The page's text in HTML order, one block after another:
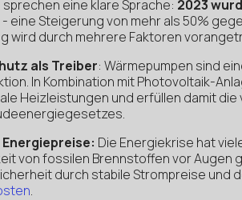
sprechen eine klare Sprache: 2023
- eine Steigerung von mehr als 50%
wird durch mehrere Faktoren
als Treiber: Wärmepumpen sind
In Kombination mit Photovoltaik-
Heizleistungen und erfüllen damit
Die Energiekrise hat
von fossilen Brennstoffen vor Augen
durch stabile Strompreise und
.